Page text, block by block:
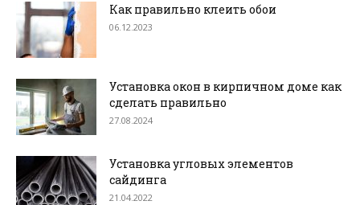
Как правильно клеить обои
06.12.2023
Установка окон в кирпичном доме как
сделать правильно
27.08.2024
Установка угловых элементов
сайдинга
21.04.2022